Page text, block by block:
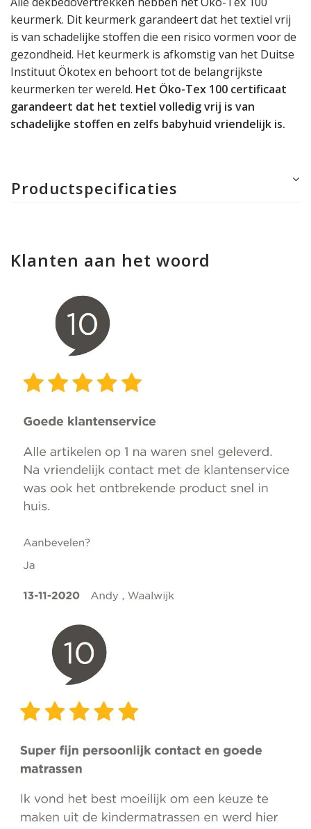
keurmerk. Dit keurmerk garandeert dat het textiel vrij
is van schadelijke stoffen die een risico vormen voor de
gezondheid. Het keurmerk is afkomstig van het Duitse
Instituut Ökotex en behoort tot de belangrijkste
keurmerken ter wereld. Het Öko-Tex 100 certificaat
garandeert dat het textiel volledig vrij is van
schadelijke stoffen en zelfs babyhuid vriendelijk is.
Productspecificaties
Klanten aan het woord